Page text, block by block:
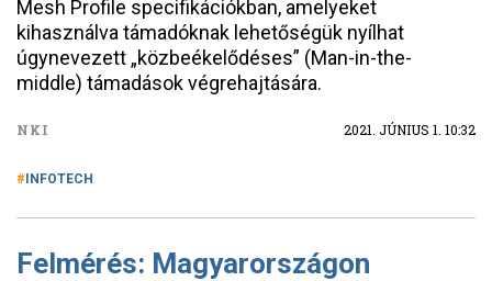
Mesh Profile specifikációkban, amelyeket
kihasználva támadóknak lehetőségük nyílhat
úgynevezett „közbeékelődéses” (Man-in-the-
middle) támadások végrehajtására.
NKI 2021. JÚNIUS 1. 10:32
INFOTECH
Felmérés: Magyarországon